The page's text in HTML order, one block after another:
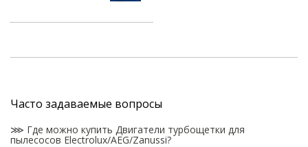
Часто задаваемые вопросы
⋙ Где можно купить Двигатели турбощетки для
пылесосов Electrolux/AEG/Zanussi?